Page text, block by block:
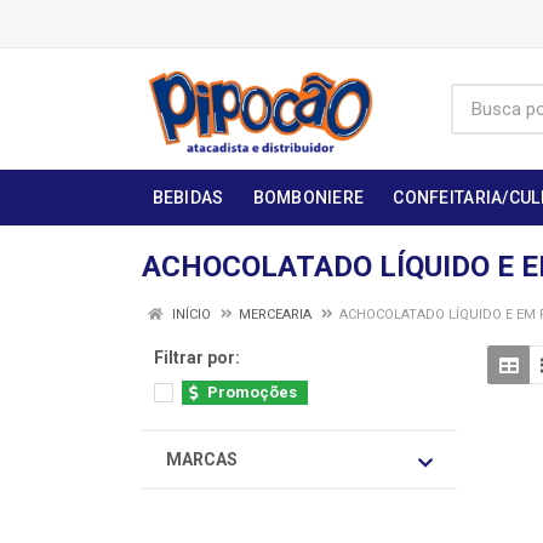
BEBIDAS BOMBONIERE CONFEITARIA/
ACHOCOLATADO LÍQUIDO E
INÍCIO MERCEARIA ACHOCOLATADO LÍQUIDO E EM
Filtrar por:
Promoções
MARCAS